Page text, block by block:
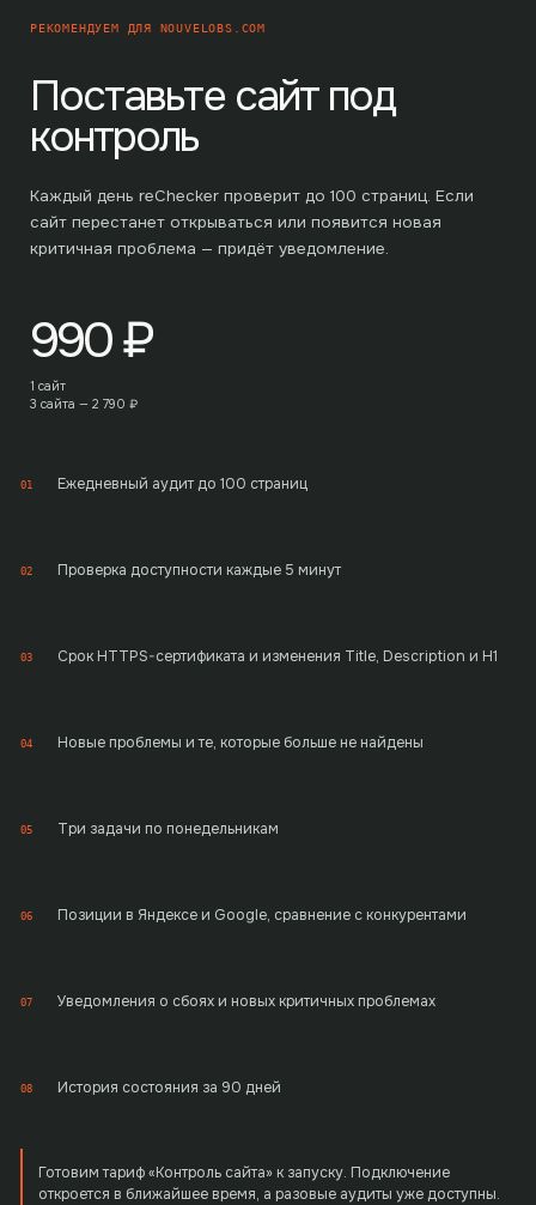
РЕКОМЕНДУЕМ ДЛЯ NOUVELOBS.COM
Поставьте сайт под
контроль
Каждый день reChecker проверит до 100 страниц. Если
сайт перестанет открываться или появится новая
критичная проблема — придёт уведомление.
990₽
1 сайт
3 сайта — 2 790 ₽
01 Ежедневный аудит до 100 страниц
02 Проверка доступности каждые 5 минут
03 Срок HTTPS-сертификата и изменения Title, Description и H1
04 Новые проблемы и те, которые больше не найдены
05 Три задачи по понедельникам
06 Позиции в Яндексе и Google, сравнение с конкурентами
07 Уведомления о сбоях и новых критичных проблемах
08 История состояния за 90 дней
Готовим тариф «Контроль сайта» к запуску. Подключение
откроется в ближайшее время, а разовые аудиты уже доступны.